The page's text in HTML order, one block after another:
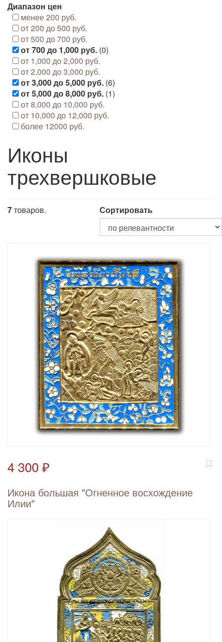
Диапазон цен
менее 200 руб.
от 200 до 500 руб.
от 500 до 700 руб.
от 700 до 1,000 руб. (0)
от 1,000 до 2,000 руб.
от 2,000 до 3,000 руб.
от 3,000 до 5,000 руб. (6)
от 5,000 до 8,000 руб. (1)
от 8,000 до 10,000 руб.
от 10,000 до 12,000 руб.
более 12000 руб.
Иконы
трехвершковые
7товаров. Сортировать
4 300 ₽
Икона большая "Огненное восхождение
Илии"